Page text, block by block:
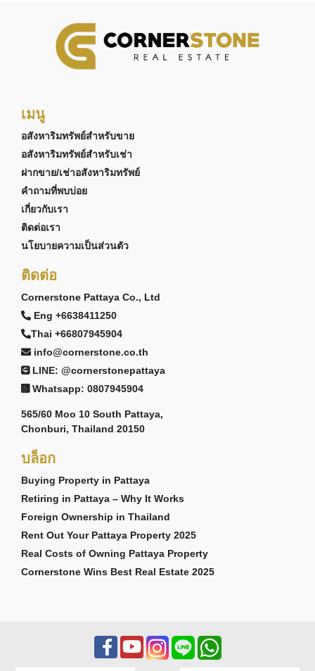
เมนู
อสังหาริมทรัพย์สำหรับขาย
อสังหาริมทรัพย์สำหรับเช่า
ฝากขาย/เช่าอสังหาริมทรัพย์
คำถามที่พบบ่อย
เกี่ยวกับเรา
ติดต่อเรา
นโยบายความเป็นส่วนตัว
ติดต่อ
Cornerstone Pattaya Co., Ltd
Eng +6638411250
Thai +66807945904
info@cornerstone.co.th
LINE: @cornerstonepattaya
Whatsapp: 0807945904
565/60 Moo 10 South Pattaya,
Chonburi, Thailand 20150
บล็อก
Buying Property in Pattaya
Retiring in Pattaya – Why It Works
Foreign Ownership in Thailand
Rent Out Your Pattaya Property 2025
Real Costs of Owning Pattaya Property
Cornerstone Wins Best Real Estate 2025